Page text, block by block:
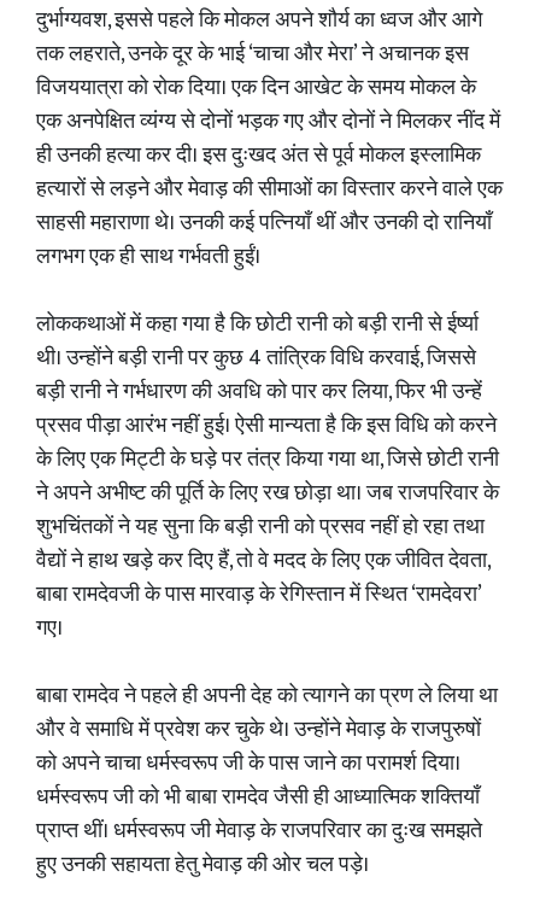
दुर्भाग्यवश, इससे पहले कि मोकल अपने शौर्य का ध्वज और आगे
तक लहराते, उनके दूर के भाई ‘चाचा और मेरा’ ने अचानक इस
विजययात्रा को रोक दिया। एक दिन आखेट के समय मोकल के
एक अनपेक्षित व्यंग्य से दोनों भड़क गए और दोनों ने मिलकर नींद में
ही उनकी हत्या कर दी। इस दुःखद अंत से पूर्व मोकल इस्लामिक
हत्यारों से लड़ने और मेवाड़ की सीमाओं का विस्तार करने वाले एक
साहसी महाराणा थे। उनकी कई पत्नियाँ थीं और उनकी दो रानियाँ
लगभग एक ही साथ गर्भवती हुईं।
लोककथाओं में कहा गया है कि छोटी रानी को बड़ी रानी से ईर्ष्या
थी। उन्होंने बड़ी रानी पर कुछ 4 तांत्रिक विधि करवाई, जिससे
बड़ी रानी ने गर्भधारण की अवधि को पार कर लिया, फिर भी उन्हें
प्रसव पीड़ा आरंभ नहीं हुई। ऐसी मान्यता है कि इस विधि को करने
के लिए एक मिट्टी के घड़े पर तंत्र किया गया था, जिसे छोटी रानी
ने अपने अभीष्ट की पूर्ति के लिए रख छोड़ा था। जब राजपरिवार के
शुभचिंतकों ने यह सुना कि बड़ी रानी को प्रसव नहीं हो रहा तथा
वैद्यों ने हाथ खड़े कर दिए हैं, तो वे मदद के लिए एक जीवित देवता,
बाबा रामदेवजी के पास मारवाड़ के रेगिस्तान में स्थित ‘रामदेवरा’
गए।
बाबा रामदेव ने पहले ही अपनी देह को त्यागने का प्रण ले लिया था
और वे समाधि में प्रवेश कर चुके थे। उन्होंने मेवाड़ के राजपुरुषों
को अपने चाचा धर्मस्वरूप जी के पास जाने का परामर्श दिया।
धर्मस्वरूप जी को भी बाबा रामदेव जैसी ही आध्यात्मिक शक्तियाँ
प्राप्त थीं। धर्मस्वरूप जी मेवाड़ के राजपरिवार का दुःख समझते
हुए उनकी सहायता हेतु मेवाड़ की ओर चल पड़े।